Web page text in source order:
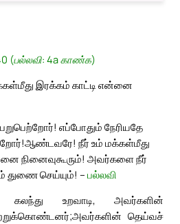
(பல்லவி: 4a காண்க)
இரக்கம் காட்டி என்னை
எப்போதும் நேரியதே
ஆண்டவரே! நீர் உம் மக்கள்மீது
நினைவுகூரும்! அவர்களை நீர்
துணை செய்யும்! – பல்லவி
கலந்து உறவாடி, அவர்களின்
அவர்களின் தெய்வச்